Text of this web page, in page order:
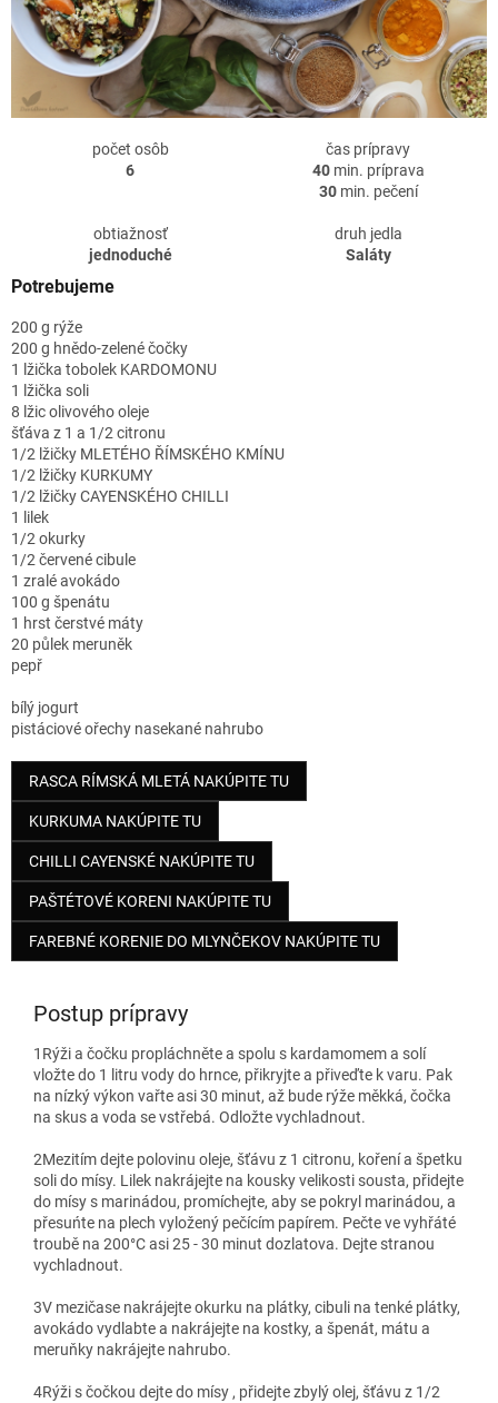
počet osôb
6
čas prípravy
40min. príprava
30min. pečení
obtiažnosť
jednoduché
druh jedla
Saláty
Potrebujeme
200 g rýže
200 g hnědo-zelené čočky
1 lžička tobolek KARDOMONU
1 lžička soli
8 lžic olivového oleje
šťáva z 1 a 1/2 citronu
1/2 lžičky MLETÉHO ŘÍMSKÉHO KMÍNU
1/2 lžičky KURKUMY
1/2 lžičky CAYENSKÉHO CHILLI
1 lilek
1/2 okurky
1/2 červené cibule
1 zralé avokádo
100 g špenátu
1 hrst čerstvé máty
20 půlek meruněk
pepř
bílý jogurt
pistáciové ořechy nasekané nahrubo
RASCA RÍMSKÁ MLETÁ NAKÚPITE TU
KURKUMA NAKÚPITE TU
CHILLI CAYENSKÉ NAKÚPITE TU
PAŠTÉTOVÉ KORENI NAKÚPITE TU
FAREBNÉ KORENIE DO MLYNČEKOV NAKÚPITE TU
Postup prípravy
1 Rýži a čočku propláchněte a spolu s kardamomem a solí
vložte do 1 litru vody do hrnce, přikryjte a přiveďte k varu. Pak
na nízký výkon vařte asi 30 minut, až bude rýže měkká, čočka
na skus a voda se vstřebá. Odložte vychladnout.
2Mezitím dejte polovinu oleje, šťávu z 1 citronu, koření a špetku
soli do mísy. Lilek nakrájejte na kousky velikosti sousta, přidejte
do mísy s marinádou, promíchejte, aby se pokryl marinádou, a
přesuńte na plech vyložený pečícím papírem. Pečte ve vyhřáté
troubě na 200°C asi 25 - 30 minut dozlatova. Dejte stranou
vychladnout.
3V mezičase nakrájejte okurku na plátky, cibuli na tenké plátky,
avokádo vydlabte a nakrájejte na kostky, a špenát, mátu a
meruňky nakrájejte nahrubo.
4Rýži s čočkou dejte do mísy , přidejte zbylý olej, šťávu z 1/2